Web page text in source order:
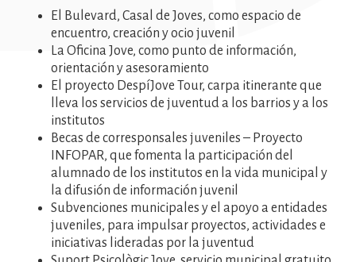
El Bulevard, Casal de Joves, como espacio de
encuentro, creación y ocio juvenil
La Oficina Jove, como punto de información,
orientación y asesoramiento
El proyecto DespíJove Tour, carpa itinerante que
lleva los servicios de juventud a los barrios y a los
institutos
Becas de corresponsales juveniles – Proyecto
INFOPAR, que fomenta la participación del
alumnado de los institutos en la vida municipal y
la difusión de información juvenil
Subvenciones municipales y el apoyo a entidades
juveniles, para impulsar proyectos, actividades e
iniciativas lideradas por la juventud